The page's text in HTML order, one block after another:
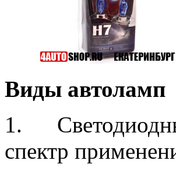
Виды автоламп
1.
спектр